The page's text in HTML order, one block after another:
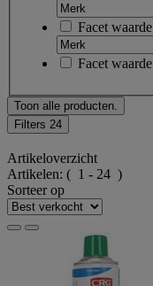
Facet waarde
Facet waarde
Toon alle producten.
Filters 24
Artikeloverzicht
Artikelen: ( 1 - 24 )
Sorteer op